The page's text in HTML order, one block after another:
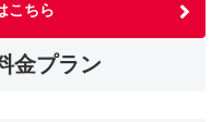
こちら
金プラン